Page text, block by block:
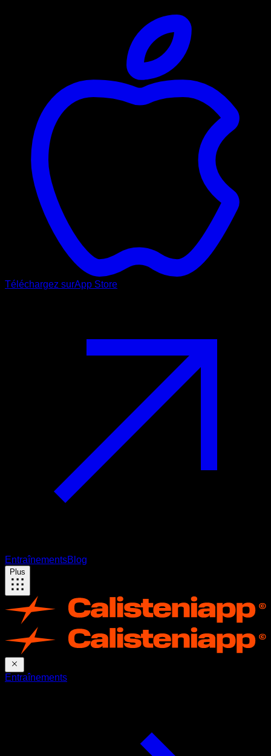
Téléchargez surApp Store
EntraînementsBlog
Plus
Entraînements